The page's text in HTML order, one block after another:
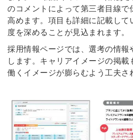
のコメントによって第三者目線で
高めます。項目も詳細に記載して
度を深めることが見込まれます。
採用情報ページでは、選考の情報
します。キャリアイメージの掲載
働くイメージが膨らむよう工夫さ